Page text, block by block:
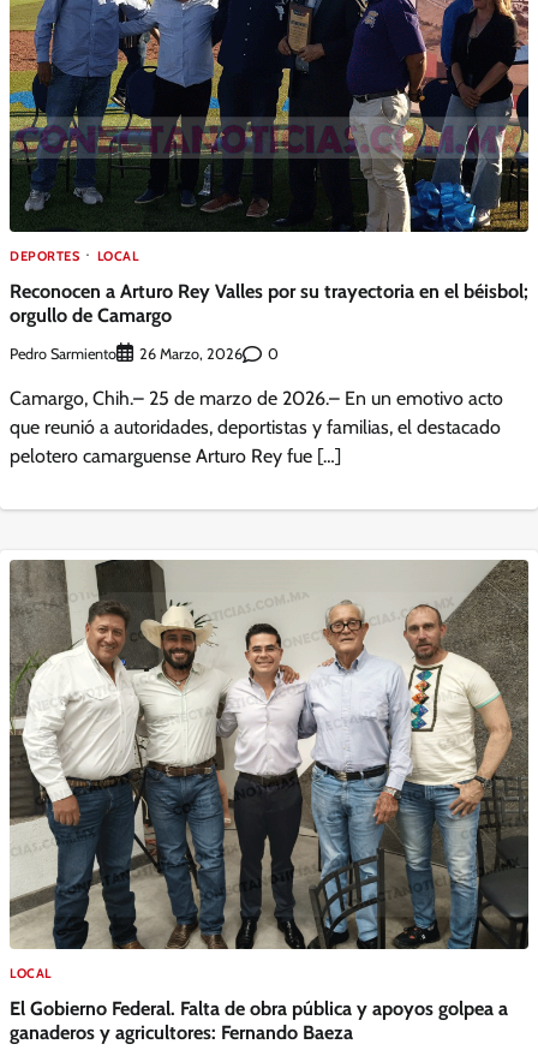
DEPORTES LOCAL
Reconocen a Arturo Rey Valles por su trayectoria en el béisbol;
orgullo de Camargo
Pedro Sarmiento 26 Marzo, 2026 0
Camargo, Chih.– 25 de marzo de 2026.– En un emotivo acto
que reunió a autoridades, deportistas y familias, el destacado
pelotero camarguense Arturo Rey fue […]
LOCAL
El Gobierno Federal. Falta de obra pública y apoyos golpea a
ganaderos y agricultores: Fernando Baeza